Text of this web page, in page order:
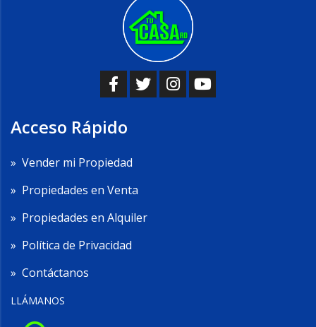
Acceso Rápido
» Vender mi Propiedad
» Propiedades en Venta
» Propiedades en Alquiler
» Política de Privacidad
» Contáctanos
LLÁMANOS